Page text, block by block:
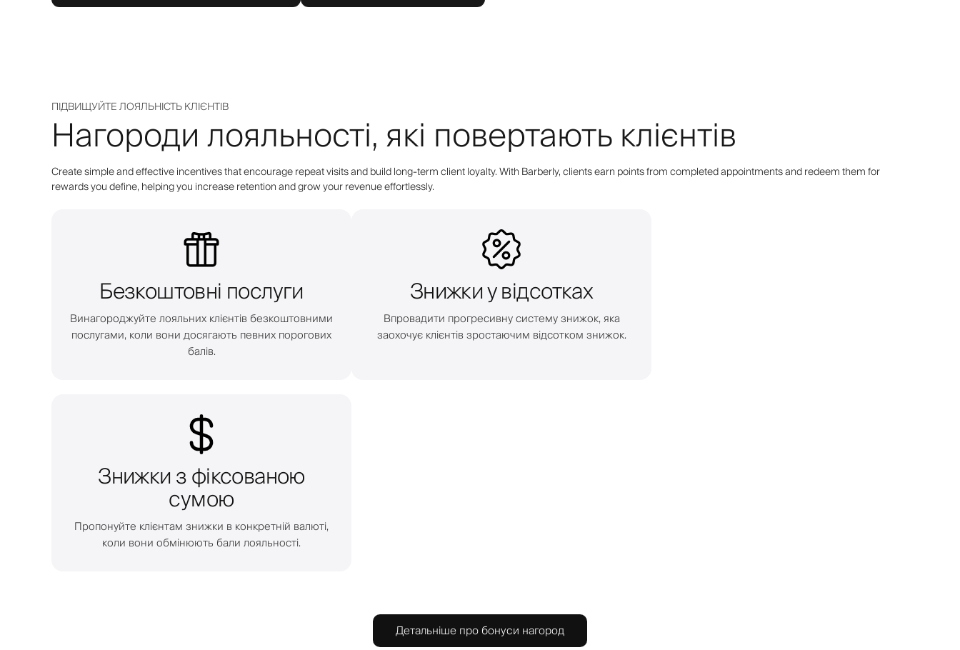
ПІДВИЩУЙТЕ ЛОЯЛЬНІСТЬ КЛІЄНТІВ
Нагороди лояльності, які повертають клієнтів
Create simple and effective incentives that encourage repeat visits and build long-term client loyalty. With Barberly, clients earn points from completed appointments and redeem them for
rewards you define, helping you increase retention and grow your revenue effortlessly.
Безкоштовні послуги
Винагороджуйте лояльних клієнтів безкоштовними
послугами, коли вони досягають певних порогових
балів.
Знижки у відсотках
Впровадити прогресивну систему знижок, яка
заохочує клієнтів зростаючим відсотком знижок.
Знижки з фіксованою
сумою
Пропонуйте клієнтам знижки в конкретній валюті,
коли вони обмінюють бали лояльності.
Детальніше про бонуси нагород